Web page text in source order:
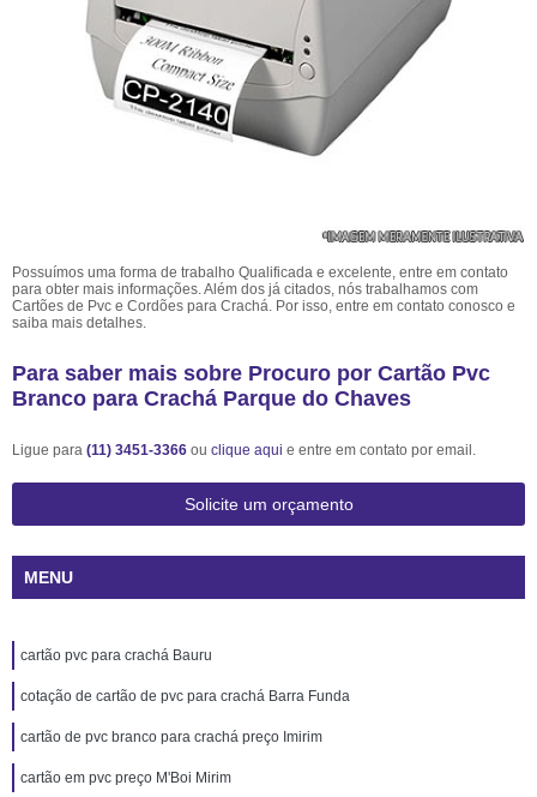
Possuímos uma forma de trabalho Qualificada e excelente, entre em contato
para obter mais informações. Além dos já citados, nós trabalhamos com
Cartões de Pvc e Cordões para Crachá. Por isso, entre em contato conosco e
saiba mais detalhes.
Para saber mais sobre Procuro por Cartão Pvc
Branco para Crachá Parque do Chaves
Ligue para (11) 3451-3366 ou clique aqui e entre em contato por email.
Solicite um orçamento
MENU
cartão pvc para crachá Bauru
cotação de cartão de pvc para crachá Barra Funda
cartão de pvc branco para crachá preço Imirim
cartão em pvc preço M'Boi Mirim